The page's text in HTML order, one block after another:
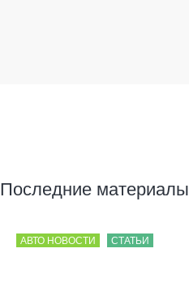
Последние материалы
АВТО НОВОСТИ СТАТЬИ